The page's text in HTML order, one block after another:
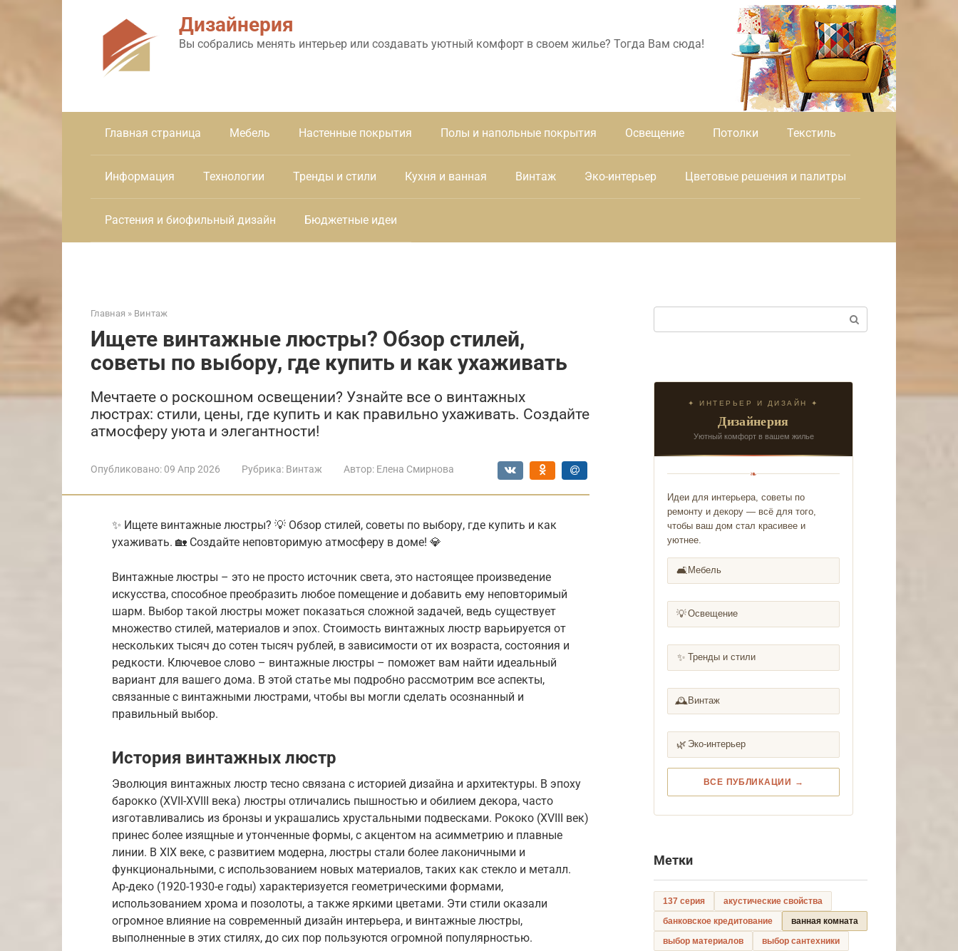
Дизайнерия
Вы собрались менять интерьер или создавать уютный комфорт в своем жилье? Тогда Вам сюда!
Главная страница Мебель Настенные покрытия Полы и напольные покрытия Освещение Потолки Текстиль
Информация Технологии Тренды и стили Кухня и ванная Винтаж Эко-интерьер Цветовые решения и палитры
Растения и биофильный дизайн Бюджетные идеи
Главная » Винтаж
Ищете винтажные люстры? Обзор стилей,
советы по выбору, где купить и как ухаживать
Мечтаете о роскошном освещении? Узнайте все о винтажных
люстрах: стили, цены, где купить и как правильно ухаживать. Создайте
атмосферу уюта и элегантности!
Опубликовано: 09 Апр 2026 Рубрика: Винтаж Автор: Елена Смирнова
✨ Ищете винтажные люстры? 💡 Обзор стилей, советы по выбору, где купить и как
ухаживать. 🏡 Создайте неповторимую атмосферу в доме! 💎
Винтажные люстры – это не просто источник света, это настоящее произведение
искусства, способное преобразить любое помещение и добавить ему неповторимый
шарм. Выбор такой люстры может показаться сложной задачей, ведь существует
множество стилей, материалов и эпох. Стоимость винтажных люстр варьируется от
нескольких тысяч до сотен тысяч рублей, в зависимости от их возраста, состояния и
редкости. Ключевое слово – винтажные люстры – поможет вам найти идеальный
вариант для вашего дома. В этой статье мы подробно рассмотрим все аспекты,
связанные с винтажными люстрами, чтобы вы могли сделать осознанный и
правильный выбор.
История винтажных люстр
Эволюция винтажных люстр тесно связана с историей дизайна и архитектуры. В эпоху
барокко (XVII-XVIII века) люстры отличались пышностью и обилием декора, часто
изготавливались из бронзы и украшались хрустальными подвесками. Рококо (XVIII век)
принес более изящные и утонченные формы, с акцентом на асимметрию и плавные
линии. В XIX веке, с развитием модерна, люстры стали более лаконичными и
функциональными, с использованием новых материалов, таких как стекло и металл.
Ар-деко (1920-1930-е годы) характеризуется геометрическими формами,
использованием хрома и позолоты, а также яркими цветами. Эти стили оказали
огромное влияние на современный дизайн интерьера, и винтажные люстры,
выполненные в этих стилях, до сих пор пользуются огромной популярностью.
✦ ИНТЕРЬЕР И ДИЗАЙН ✦
Дизайнерия
Уютный комфорт в вашем жилье
❧
Идеи для интерьера, советы по
ремонту и декору — всё для того,
чтобы ваш дом стал красивее и
уютнее.
🛋️ Мебель
💡Освещение
✨ Тренды и стили
🕰️ Винтаж
🌿 Эко-интерьер
ВСЕ ПУБЛИКАЦИИ →
Метки
137 серия
акустические свойства
банковское кредитование
ванная комната
выбор материалов
выбор сантехники